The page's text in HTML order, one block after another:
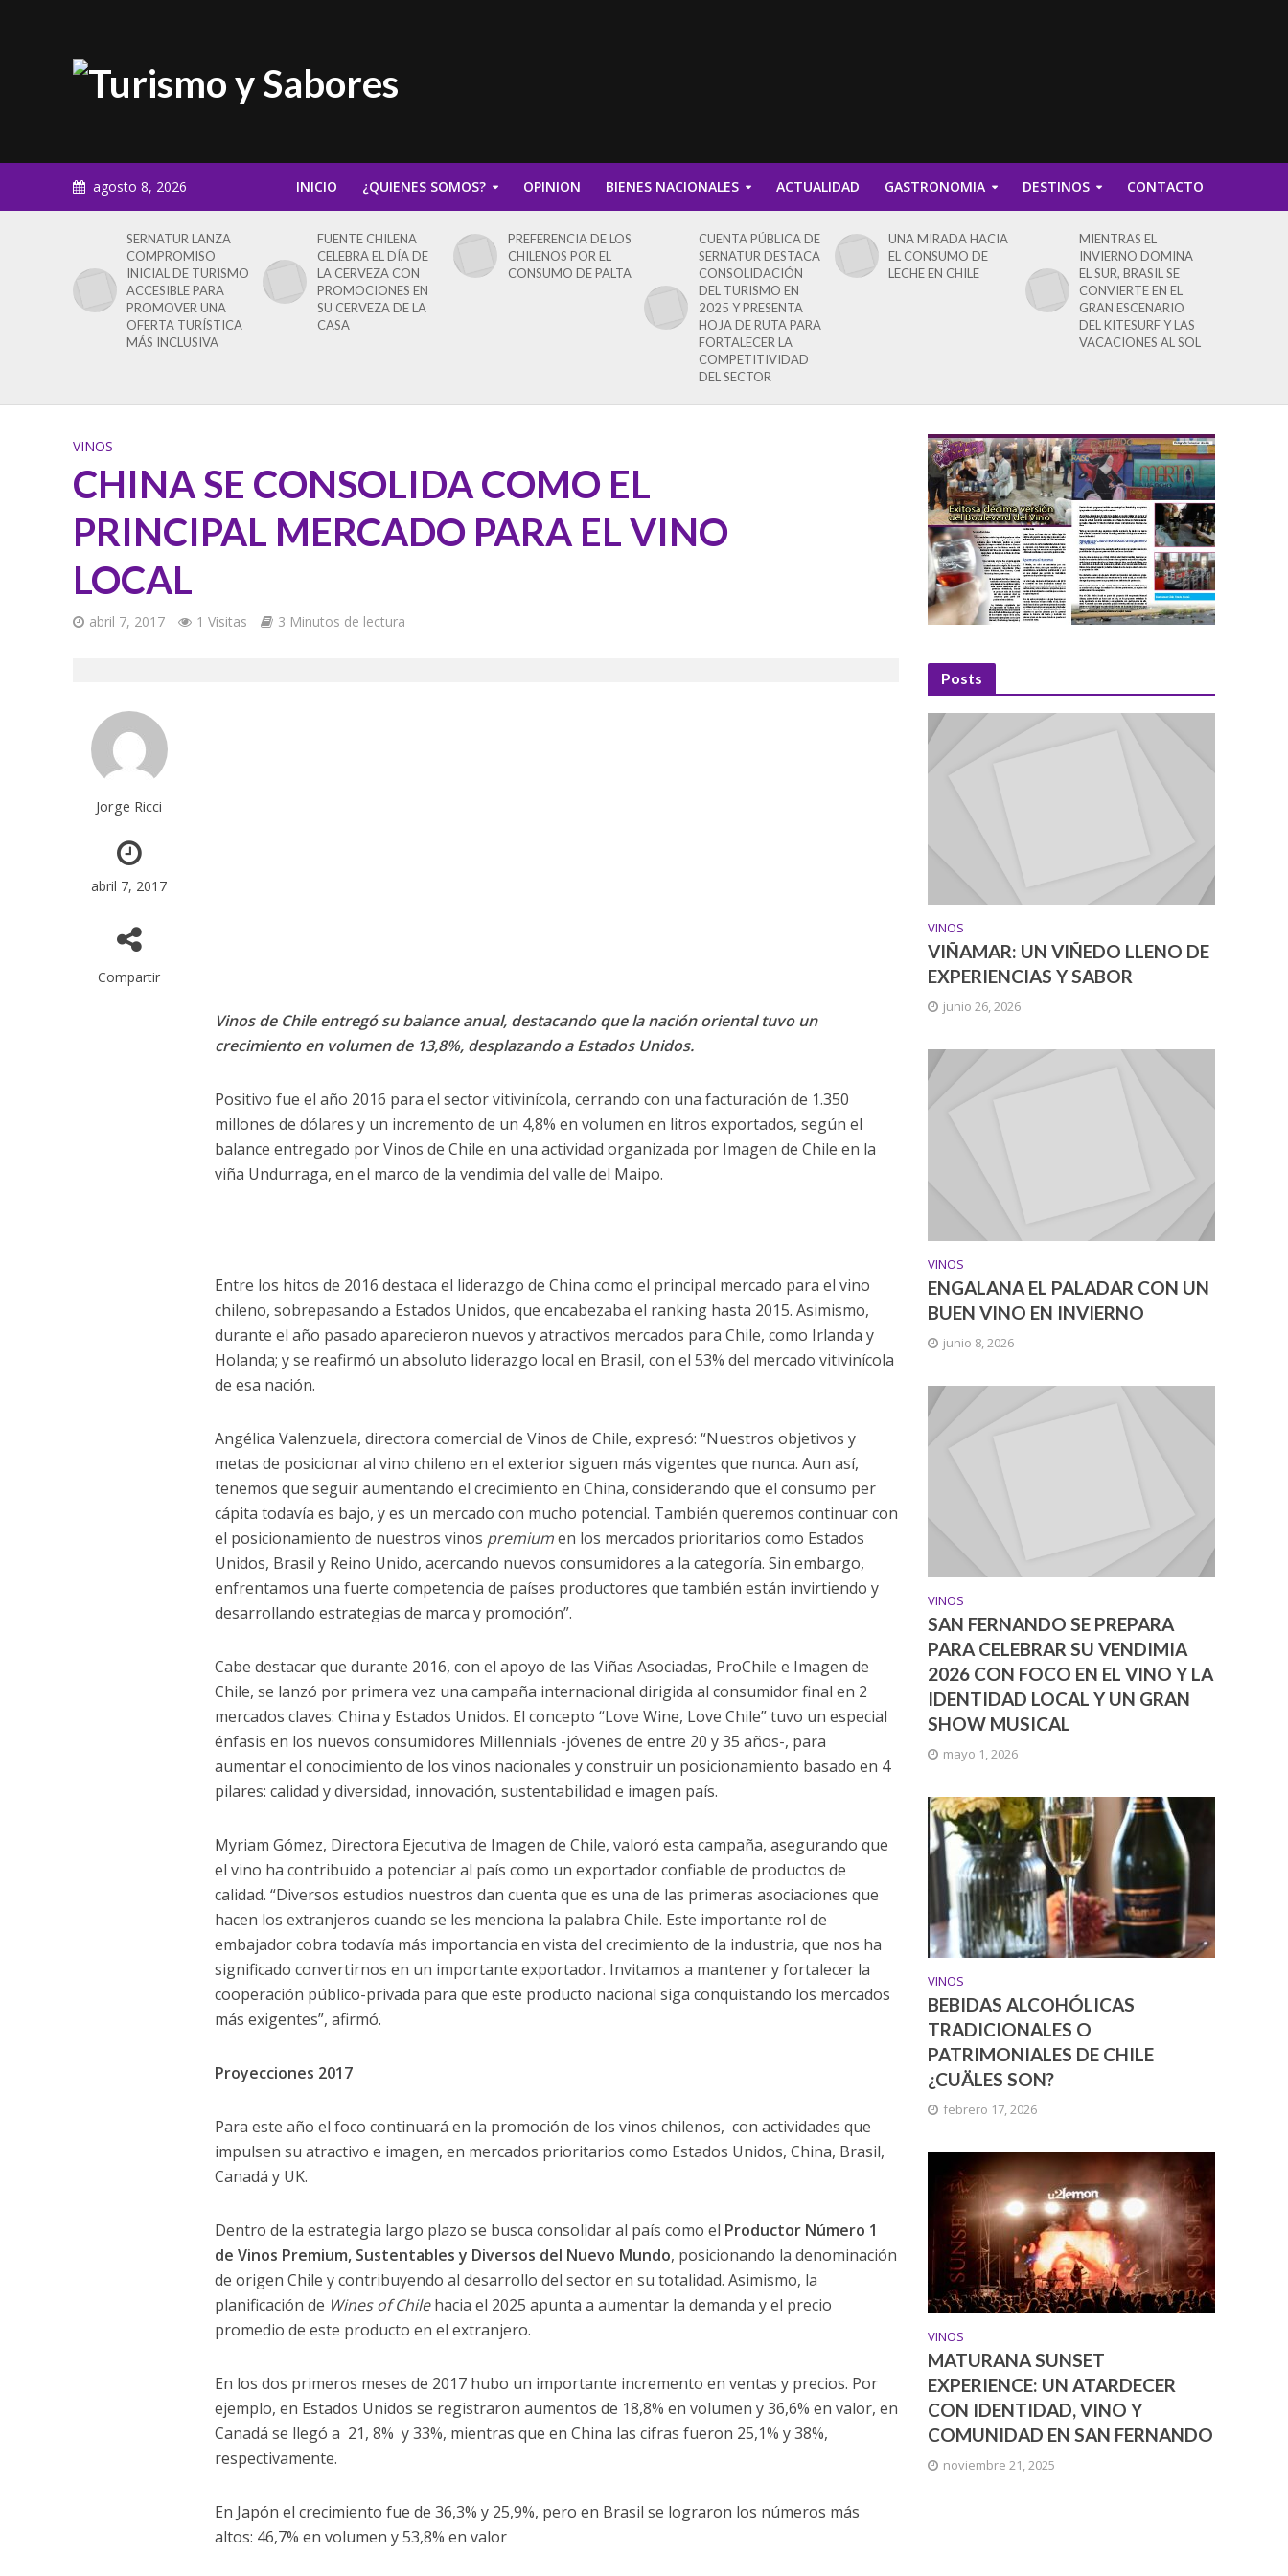
agosto 8, 2026 INICIO ¿QUIENES SOMOS? OPINION BIENES NACIONALES ACTUALIDAD GASTRONOMIA DESTINOS CONTACTO
SERNATUR LANZA
COMPROMISO
INICIAL DE TURISMO
ACCESIBLE PARA
PROMOVER UNA
OFERTA TURÍSTICA
MÁS INCLUSIVA
FUENTE CHILENA
CELEBRA EL DÍA DE
LA CERVEZA CON
PROMOCIONES EN
SU CERVEZA DE LA
CASA
PREFERENCIA DE LOS
CHILENOS POR EL
CONSUMO DE PALTA
CUENTA PÚBLICA DE
SERNATUR DESTACA
CONSOLIDACIÓN
DEL TURISMO EN
2025 Y PRESENTA
HOJA DE RUTA PARA
FORTALECER LA
COMPETITIVIDAD
DEL SECTOR
UNA MIRADA HACIA
EL CONSUMO DE
LECHE EN CHILE
MIENTRAS EL
INVIERNO DOMINA
EL SUR, BRASIL SE
CONVIERTE EN EL
GRAN ESCENARIO
DEL KITESURF Y LAS
VACACIONES AL SOL
VINOS
CHINA SE CONSOLIDA COMO EL
PRINCIPAL MERCADO PARA EL VINO
LOCAL
abril 7, 2017 1 Visitas 3 Minutos de lectura
Jorge Ricci
abril 7, 2017
Compartir
Vinos de Chile entregó su balance anual, destacando que la nación oriental tuvo un
crecimiento en volumen de 13,8%, desplazando a Estados Unidos.
Positivo fue el año 2016 para el sector vitivinícola, cerrando con una facturación de 1.350
millones de dólares y un incremento de un 4,8% en volumen en litros exportados, según el
balance entregado por Vinos de Chile en una actividad organizada por Imagen de Chile en la
viña Undurraga, en el marco de la vendimia del valle del Maipo.
Entre los hitos de 2016 destaca el liderazgo de China como el principal mercado para el vino
chileno, sobrepasando a Estados Unidos, que encabezaba el ranking hasta 2015. Asimismo,
durante el año pasado aparecieron nuevos y atractivos mercados para Chile, como Irlanda y
Holanda; y se reafirmó un absoluto liderazgo local en Brasil, con el 53% del mercado vitivinícola
de esa nación.
Angélica Valenzuela, directora comercial de Vinos de Chile, expresó: “Nuestros objetivos y
metas de posicionar al vino chileno en el exterior siguen más vigentes que nunca. Aun así,
tenemos que seguir aumentando el crecimiento en China, considerando que el consumo per
cápita todavía es bajo, y es un mercado con mucho potencial. También queremos continuar con
el posicionamiento de nuestros vinos premiumen los mercados prioritarios como Estados
Unidos, Brasil y Reino Unido, acercando nuevos consumidores a la categoría. Sin embargo,
enfrentamos una fuerte competencia de países productores que también están invirtiendo y
desarrollando estrategias de marca y promoción”.
Cabe destacar que durante 2016, con el apoyo de las Viñas Asociadas, ProChile e Imagen de
Chile, se lanzó por primera vez una campaña internacional dirigida al consumidor final en 2
mercados claves: China y Estados Unidos. El concepto “Love Wine, Love Chile” tuvo un especial
énfasis en los nuevos consumidores Millennials -jóvenes de entre 20 y 35 años-, para
aumentar el conocimiento de los vinos nacionales y construir un posicionamiento basado en 4
pilares: calidad y diversidad, innovación, sustentabilidad e imagen país.
Myriam Gómez, Directora Ejecutiva de Imagen de Chile, valoró esta campaña, asegurando que
el vino ha contribuido a potenciar al país como un exportador confiable de productos de
calidad. “Diversos estudios nuestros dan cuenta que es una de las primeras asociaciones que
hacen los extranjeros cuando se les menciona la palabra Chile. Este importante rol de
embajador cobra todavía más importancia en vista del crecimiento de la industria, que nos ha
significado convertirnos en un importante exportador. Invitamos a mantener y fortalecer la
cooperación público-privada para que este producto nacional siga conquistando los mercados
más exigentes”, afirmó.
Proyecciones 2017
Para este año el foco continuará en la promoción de los vinos chilenos, con actividades que
impulsen su atractivo e imagen, en mercados prioritarios como Estados Unidos, China, Brasil,
Canadá y UK.
Dentro de la estrategia largo plazo se busca consolidar al país como el Productor Número 1
de Vinos Premium, Sustentables y Diversos del Nuevo Mundo, posicionando la denominación
de origen Chile y contribuyendo al desarrollo del sector en su totalidad. Asimismo, la
planificación de Wines of Chilehacia el 2025 apunta a aumentar la demanda y el precio
promedio de este producto en el extranjero.
En los dos primeros meses de 2017 hubo un importante incremento en ventas y precios. Por
ejemplo, en Estados Unidos se registraron aumentos de 18,8% en volumen y 36,6% en valor, en
Canadá se llegó a 21, 8% y 33%, mientras que en China las cifras fueron 25,1% y 38%,
respectivamente.
En Japón el crecimiento fue de 36,3% y 25,9%, pero en Brasil se lograron los números más
altos: 46,7% en volumen y 53,8% en valor
Posts
VINOS
VIÑAMAR: UN VIÑEDO LLENO DE
EXPERIENCIAS Y SABOR
junio 26, 2026
VINOS
ENGALANA EL PALADAR CON UN
BUEN VINO EN INVIERNO
junio 8, 2026
VINOS
SAN FERNANDO SE PREPARA
PARA CELEBRAR SU VENDIMIA
2026 CON FOCO EN EL VINO Y LA
IDENTIDAD LOCAL Y UN GRAN
SHOW MUSICAL
mayo 1, 2026
VINOS
BEBIDAS ALCOHÓLICAS
TRADICIONALES O
PATRIMONIALES DE CHILE
¿CUÄLES SON?
febrero 17, 2026
VINOS
MATURANA SUNSET
EXPERIENCE: UN ATARDECER
CON IDENTIDAD, VINO Y
COMUNIDAD EN SAN FERNANDO
noviembre 21, 2025